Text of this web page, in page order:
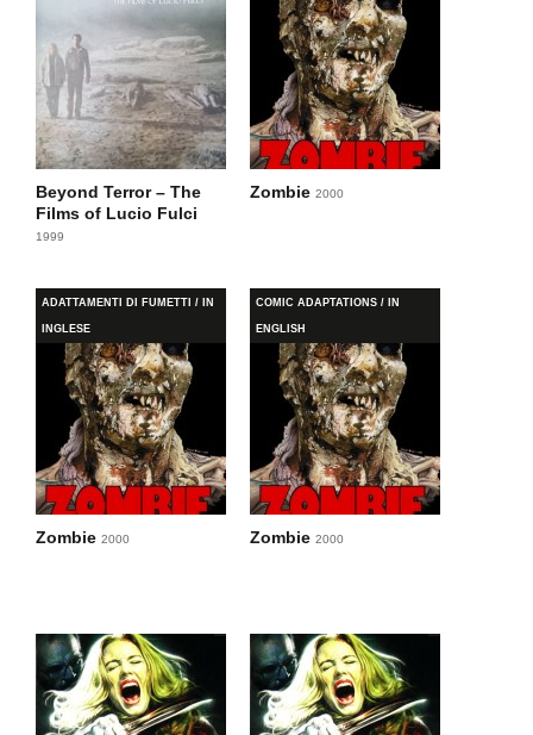
Beyond Terror – The
Films of Lucio Fulci
1999
Zombie 2000
ADATTAMENTI DI FUMETTI / IN
INGLESE
Zombie 2000
COMIC ADAPTATIONS / IN
ENGLISH
Zombie 2000